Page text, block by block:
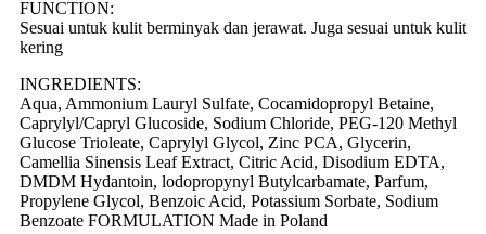
FUNCTION:
Sesuai untuk kulit berminyak dan jerawat. Juga sesuai untuk kulit
kering
INGREDIENTS:
Aqua, Ammonium Lauryl Sulfate, Cocamidopropyl Betaine,
Caprylyl/Capryl Glucoside, Sodium Chloride, PEG-120 Methyl
Glucose Trioleate, Caprylyl Glycol, Zinc PCA, Glycerin,
Camellia Sinensis Leaf Extract, Citric Acid, Disodium EDTA,
DMDM Hydantoin, lodopropynyl Butylcarbamate, Parfum,
Propylene Glycol, Benzoic Acid, Potassium Sorbate, Sodium
Benzoate FORMULATION Made in Poland